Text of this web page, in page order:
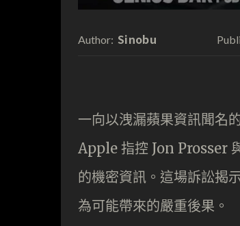
Author: Sinobu
一向以洩漏蘋果資訊聞名
Apple 指控 Jon Prosser
的機密資訊。這場訴訟揭
為可能帶來的嚴重後果。